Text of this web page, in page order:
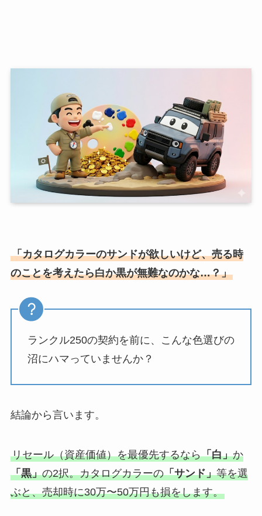
「カタログカラーのサンドが欲しいけど、売る時
のことを考えたら白か黒が無難なのかな…？」
ランクル250の契約を前に、こんな色選びの
沼にハマっていませんか？
結論から言います。
リセール（資産価値）を最優先するなら「白」か
「黒」の2択。カタログカラーの「サンド」等を選
ぶと、売却時に30万〜50万円も損をします。